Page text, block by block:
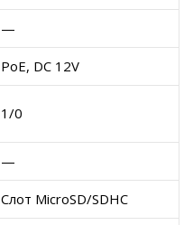
—
PoE, DC 12V
1/0
—
Слот MicroSD/SDHC